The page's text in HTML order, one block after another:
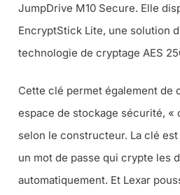
JumpDrive M10 Secure. Elle
EncryptStick Lite, une solution
technologie de cryptage AES
Cette clé permet également de
espace de stockage sécurité, «
selon le constructeur. La clé
un mot de passe qui crypte les
automatiquement. Et Lexar